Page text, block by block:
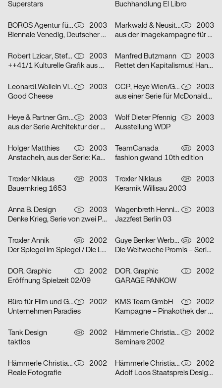
Superstars
Buchhandlung El Libro
BOROS Agentur für Kommunikation D
2003
Biennale Venedig, Deutscher Pavillon
Markwald & Neusitzer D
2003
aus der Imagekampagne für die Deutsche Aidshilfe e.V.
Robert Lzicar, Stefanie Preis D
2003
++41/1 Kulturelle Grafik aus Zürich
Manfred Butzmann D
2003
Rettet den Kapitalismus! Handelt jetzt!
Leonardi.Wollein Visuelle Konzepte D
2003
Good Cheese
CCP, Heye Wien/GBK,Heye München A
2003
aus einer Serie für McDonalds Österreich (Gabeln)
Heye & Partner GmbH D
2003
aus der Serie Architektur der Obdachlosigkeit: Motiv Citylight/Motiv Litfaßsäule
Wolf Dieter Pfennig D
2003
Ausstellung WDP
Holger Matthies D
2003
Anstacheln, aus der Serie: Kammerspiele – typografische Themenplakate
TeamCanada CH
2003
fashion gwand 10th edition
Troxler Niklaus CH
2003
Bauernkrieg 1653
Troxler Niklaus CH
2003
Keramik Willisau 2003
Anna B. Design D
2003
Denke Krieg, Serie von zwei Plakaten
Wagenbreth Henning D
2003
Jazzfest Berlin 03
Troxler Annik CH
2002
Der Spiegel im Spiegel / Die Leiden des Jungwerdens / Die Muse mit der scharfen Zunge – Serie von dr
Guye Benker Werbeagentur AG BSW CH
2002
Die Weltwoche Promis – Serie von drei Plakaten
DOR. Graphic D
2002
Eröffnung Spielzeit 02/09
DOR. Graphic D
2002
GARAGE PANKOW
Büro für Film und Gestaltung D
2002
Unternehmen Paradies
KMS Team GmbH D
2002
Kampagne – Pinakothek der Moderne – Serie von zwei Plakaten
Tank Design CH
2002
taktlos
Hämmerle Christiane, Timo Thurner D
2002
Seminare 2002
Hämmerle Christiane, Timo Thurner D
2002
Reale Fotografie
Hämmerle Christiane, Timo Thurner D
2002
Adolf Loos Staatspreis Design 2001